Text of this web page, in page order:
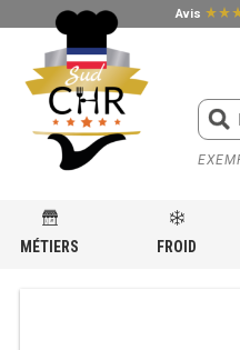
Avis star_ratestar_rate
MÉTIERS FROID
ACCUEIL »BOUTIQUE ÉQUIPEMENT